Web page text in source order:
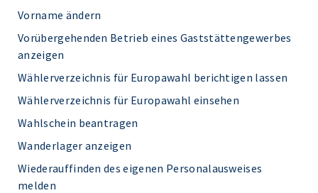
Vorname ändern
Vorübergehenden Betrieb eines Gaststättengewerbes
anzeigen
Wählerverzeichnis für Europawahl berichtigen lassen
Wählerverzeichnis für Europawahl einsehen
Wahlschein beantragen
Wanderlager anzeigen
Wiederauffinden des eigenen Personalausweises
melden